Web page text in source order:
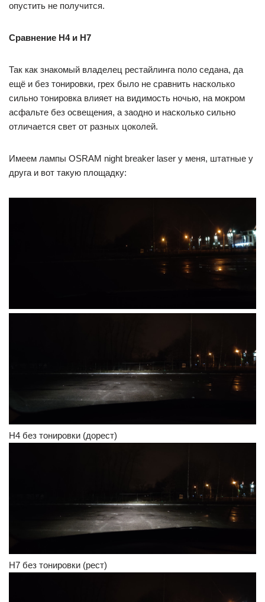
опустить не получится.
Сравнение H4 и H7
Так как знакомый владелец рестайлинга поло седана, да
ещё и без тонировки, грех было не сравнить насколько
сильно тонировка влияет на видимость ночью, на мокром
асфальте без освещения, а заодно и насколько сильно
отличается свет от разных цоколей.
Имеем лампы OSRAM night breaker laser у меня, штатные у
друга и вот такую площадку:
H4 без тонировки (дорест)
H7 без тонировки (рест)